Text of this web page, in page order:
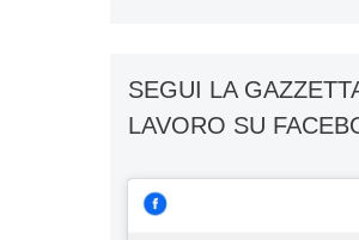
SEGUI LA
LAVORO SU